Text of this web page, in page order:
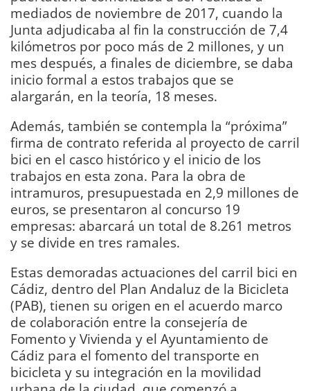
mediados de noviembre de 2017, cuando la
Junta adjudicaba al fin la construcción de 7,4
kilómetros por poco más de 2 millones, y un
mes después, a finales de diciembre, se daba
inicio formal a estos trabajos que se
alargarán, en la teoría, 18 meses.
Además, también se contempla la “próxima”
firma de contrato referida al proyecto de carril
bici en el casco histórico y el inicio de los
trabajos en esta zona. Para la obra de
intramuros, presupuestada en 2,9 millones de
euros, se presentaron al concurso 19
empresas: abarcará un total de 8.261 metros
y se divide en tres ramales.
Estas demoradas actuaciones del carril bici en
Cádiz, dentro del Plan Andaluz de la Bicicleta
(PAB), tienen su origen en el acuerdo marco
de colaboración entre la consejería de
Fomento y Vivienda y el Ayuntamiento de
Cádiz para el fomento del transporte en
bicicleta y su integración en la movilidad